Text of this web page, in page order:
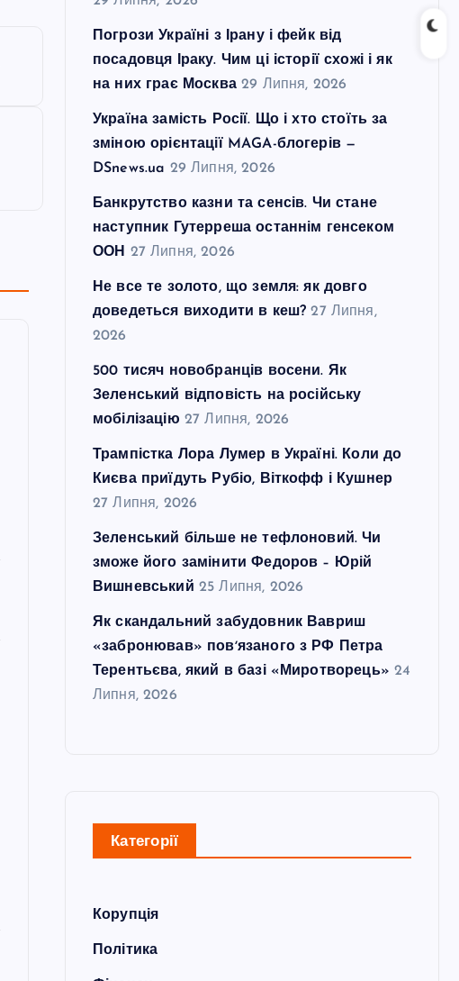
Погрози Україні з Ірану і фейк від
посадовця Іраку. Чим ці історії схожі і як
на них грає Москва 29 Липня, 2026
Україна замість Росії. Що і хто стоїть за
зміною орієнтації MAGA-блогерів —
DSnews.ua 29 Липня, 2026
Банкрутство казни та сенсів. Чи стане
наступник Гутерреша останнім генсеком
ООН 27 Липня, 2026
Не все те золото, що земля: як довго
доведеться виходити в кеш? 27 Липня,
2026
500 тисяч новобранців восени. Як
Зеленський відповість на російську
мобілізацію 27 Липня, 2026
Трампістка Лора Лумер в Україні. Коли до
Києва приїдуть Рубіо, Віткофф і Кушнер
27 Липня, 2026
Зеленський більше не тефлоновий. Чи
зможе його замінити Федоров – Юрій
Вишневський 25 Липня, 2026
Як скандальний забудовник Вавриш
«забронював» повʼязаного з РФ Петра
Терентьєва, який в базі «Миротворець» 24
Липня, 2026
Категорії
Корупція
Політика